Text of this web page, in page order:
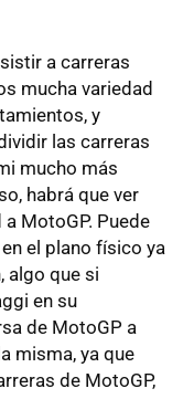
a carreras
mucha variedad
y
las carreras
mucho más
habrá que ver
MotoGP. Puede
el plano físico ya
algo que si
en su
de MotoGP a
misma, ya que
de MotoGP,